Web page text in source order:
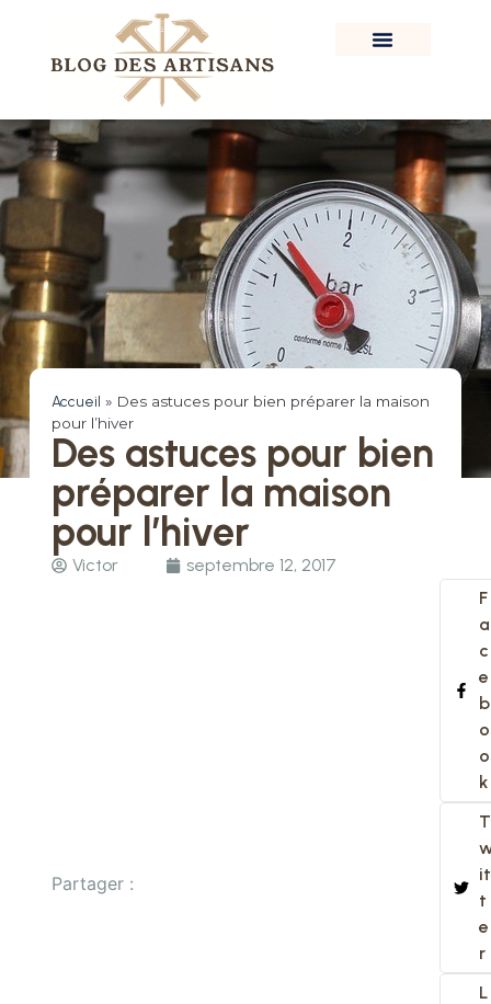
Accueil » Des astuces pour bien préparer la maison
pour l’hiver
Des astuces pour bien
préparer la maison
pour l’hiver
Victor septembre 12, 2017
Partager :
F
a
c
e
b
o
o
k
T
it
t
e
r
L